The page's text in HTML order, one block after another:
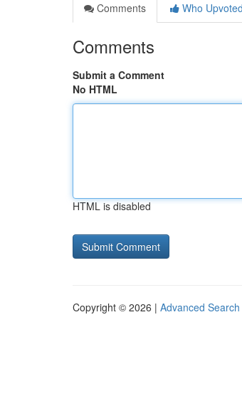
Comments
Who Upvoted
Comments
Submit a Comment
No HTML
HTML is disabled
Copyright © 2026 | Advanced Search